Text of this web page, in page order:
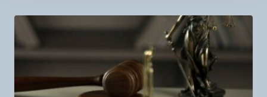
Навигация
по
записям